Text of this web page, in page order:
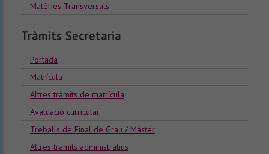
Matèries Transversals
Tràmits Secretaria
Portada
Matrícula
Altres tràmits de matrícula
Avaluació curricular
Treballs de Final de Grau / Màster
Altres tràmits administratius